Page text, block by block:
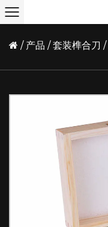
/ 产品 /套装榫合刀 /